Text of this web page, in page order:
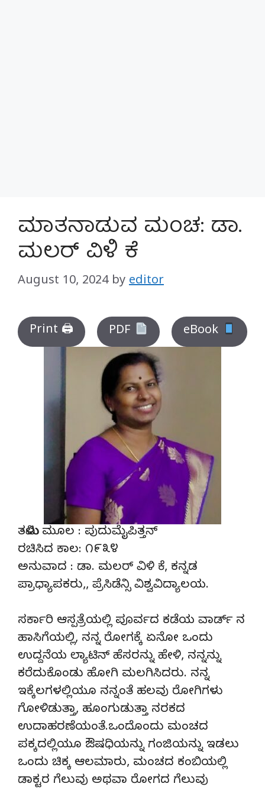
ಮಾತನಾಡುವ ಮಂಚ: ಡಾ.
ಮಲರ್ ವಿಳಿ ಕೆ
August 10, 2024 by editor
Print 🖨 PDF eBook
ತಮಿಳು ಮೂಲ : ಪುದುಮೈಪಿತ್ತನ್
ರಚಿಸಿದ ಕಾಲ: ೧೯೩೪
ಅನುವಾದ : ಡಾ. ಮಲರ್ ವಿಳಿ ಕೆ, ಕನ್ನಡ
ಪ್ರಾಧ್ಯಾಪಕರು,, ಪ್ರೆಸಿಡೆನ್ಸಿ ವಿಶ್ವವಿದ್ಯಾಲಯ.
ಸರ್ಕಾರಿ ಆಸ್ಪತ್ರೆಯಲ್ಲಿ ಪೂರ್ವದ ಕಡೆಯ ವಾರ್ಡ್ ನ
ಹಾಸಿಗೆಯಲ್ಲಿ, ನನ್ನ ರೋಗಕ್ಕೆ ಏನೋ ಒಂದು
ಉದ್ದನೆಯ ಲ್ಯಾಟಿನ್ ಹೆಸರನ್ನು ಹೇಳಿ, ನನ್ನನ್ನು
ಕರೆದುಕೊಂಡು ಹೋಗಿ ಮಲಗಿಸಿದರು. ನನ್ನ
ಇಕ್ಕೆಲಗಳಲ್ಲಿಯೂ ನನ್ನಂತೆ ಹಲವು ರೋಗಿಗಳು
ಗೋಳಿಡುತ್ತಾ, ಹೂಂಗುಡುತ್ತಾ ನರಕದ
ಉದಾಹರಣೆಯಂತೆ.ಒಂದೊಂದು ಮಂಚದ
ಪಕ್ಕದಲ್ಲಿಯೂ ಔಷಧಿಯನ್ನು ಗಂಜಿಯನ್ನು ಇಡಲು
ಒಂದು ಚಿಕ್ಕ ಆಲಮಾರು, ಮಂಚದ ಕಂಬಿಯಲ್ಲಿ
ಡಾಕ್ಟರ ಗೆಲುವು ಅಥವಾ ರೋಗದ ಗೆಲುವು